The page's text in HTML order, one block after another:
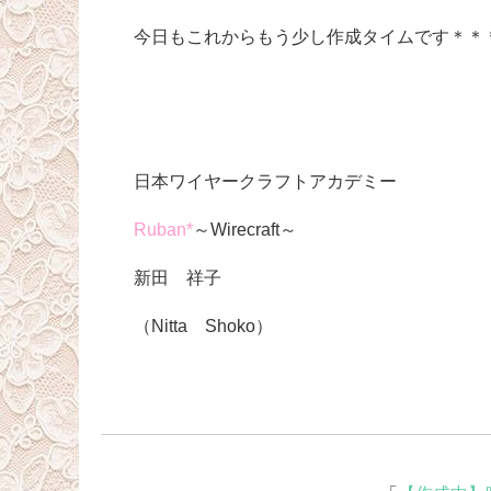
今日もこれからもう少し作成タイムです＊＊
日本ワイヤークラフトアカデミー
Ruban*～Wirecraft～
新田 祥子
（Nitta Shoko）